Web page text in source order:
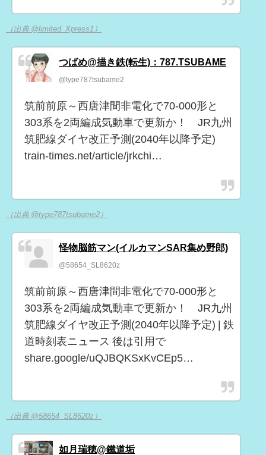
（出典 @limited_Xpress1）
つばめ@描き鉄(転生)：787.TSUBAME
@type787tsubame2
筑前前原～西唐津間非電化で70-000形と
303系を2両編成気動車で更新か！ JR九州
筑肥線ダイヤ改正予測(2040年以降予定)
train-times.net/article/jrkchi…
（出典 @type787tsubame2）
怪物脳筋マン(イルカマンSAR集め野郎)
@58654_SL8620z
筑前前原～西唐津間非電化で70-000形と
303系を2両編成気動車で更新か！ JR九州
筑肥線ダイヤ改正予測(2040年以降予定) | 鉄
道時刻表ニュース 後は引用で
share.google/uQJBQKSxKvCEp5…
（出典 @58654_SL8620z）
如月瑞穂@鐵道垢